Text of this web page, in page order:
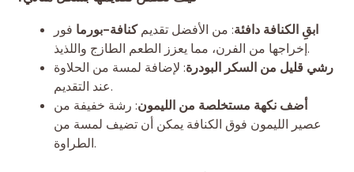
ابقِ الكنافة دافئة: من الأفضل تقديمكنافة-بورما فور
إخراجها من الفرن، مما يعزز الطعم الطازج واللذيذ.
رشي قليل من السكر البودرة: لإضافة لمسة من الحلاوة
عند التقديم.
أضف نكهة مستخلصة من الليمون: رشة خفيفة من
عصير الليمون فوق الكنافة يمكن أن تضيف لمسة من
الطراوة.